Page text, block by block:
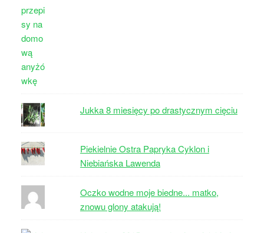
Jukka 8 miesięcy po drastycznym cięciu
Piekielnie Ostra Papryka Cyklon i
Niebiańska Lawenda
Oczko wodne moje biedne... matko,
znowu glony atakują!